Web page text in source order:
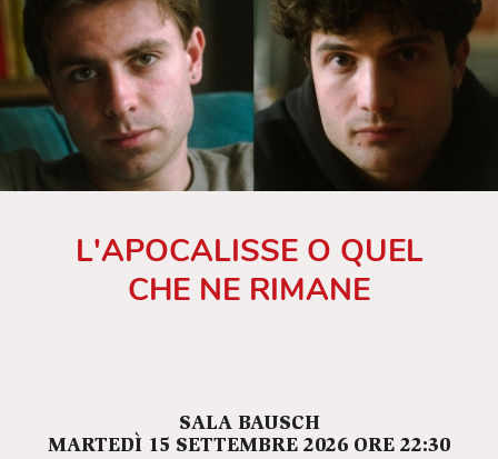
L'APOCALISSE O QUEL
CHE NE RIMANE
SALA BAUSCH
MARTEDÌ 15 SETTEMBRE 2026 ORE 22:30